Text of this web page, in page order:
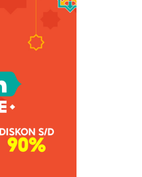
lagi. Tim kami
Jadi silahkan,
kita masuk ke
125.
orang
Ok setelah
service vario